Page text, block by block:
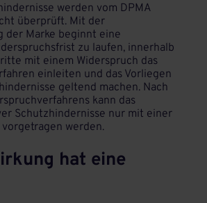
werden vom DPMA
überprüft. Mit der
der Marke beginnt eine
zu laufen, innerhalb
mit einem Widerspruch das
einleiten und das Vorliegen
geltend machen. Nach
kann das
Schutzhindernisse nur mit einer
werden.
hat eine